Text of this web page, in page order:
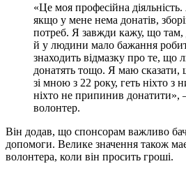
«Це моя професійна
якщо у мене нема донатів,
потреб. Я завжди кажу, що там,
й у людини мало бажання
знаходить відмазку про те, що
донатять тощо. Я маю сказати,
зі мною з 22 року, геть ніхто з
ніхто не припинив донатити»,
волонтер.
Він додав, що спонсорам важливо
допомоги. Велике значення також
волонтера, коли він просить гроші.